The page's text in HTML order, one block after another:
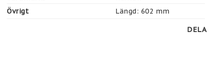
Övrigt
Längd: 602 mm
DELA